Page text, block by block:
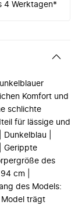
4 Werktagen*
Komfort und
schlichte
für lässige und
|
Gerippte
des
cm |
des Models:
trägt